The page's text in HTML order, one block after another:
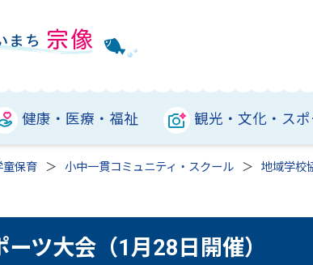
健康・医療・福祉 観光・文化・スポ
童保育 小中一貫コミュニティ・スクール
地域学校
ツ大会（1月28日開催）